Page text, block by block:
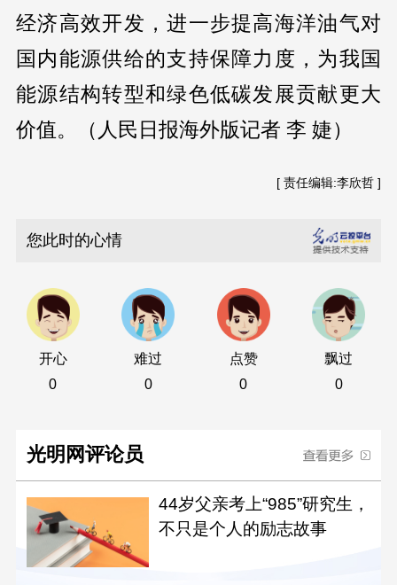
经济高效开发，进一步提高海洋油气对
国内能源供给的支持保障力度，为我国
能源结构转型和绿色低碳发展贡献更大
价值。（人民日报海外版记者 李 婕）
[ 责任编辑:李欣哲 ]
您此时的心情
开心
0
难过
0
点赞
0
飘过
0
光明网评论员
44岁父亲考上“985”研究生，
不只是个人的励志故事